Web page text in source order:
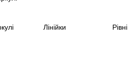
Лінійки Рівні